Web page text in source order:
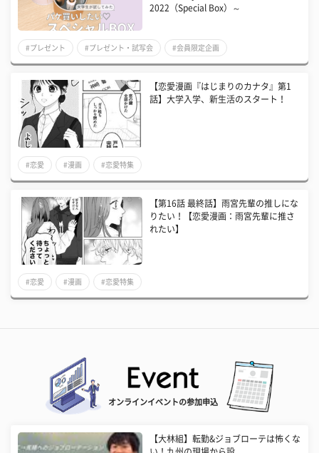
2022（Special Box）～
#プレゼント #プレゼント・試写会 #会員限定企画
【恋愛漫画『はじまりのカナタ』第1
話】大学入学、新生活のスタート！
#恋愛 #漫画 #恋愛特集
【第16話 最終話】雨宮先輩の推しにな
りたい！【恋愛漫画：雨宮先輩に推さ
れたい】
#恋愛 #漫画 #恋愛特集
オンラインイベントの参加申込
【大林組】転勤&ジョブローテは怖くな